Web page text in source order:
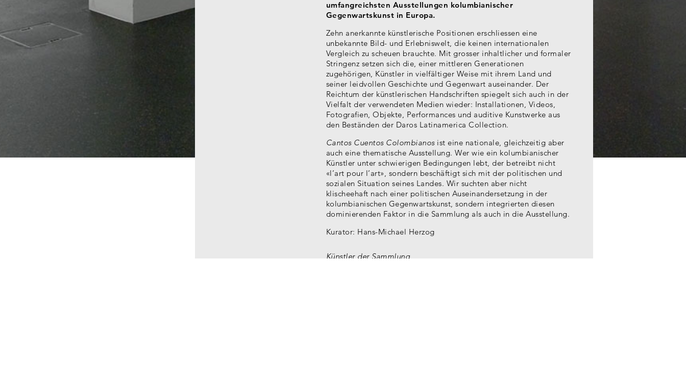
umfangreichsten Ausstellungen kolumbianischer
Gegenwartskunst in Europa.
Zehn anerkannte künstlerische Positionen erschliessen eine
unbekannte Bild- und Erlebniswelt, die keinen internationalen
Vergleich zu scheuen brauchte. Mit grosser inhaltlicher und formaler
Stringenz setzen sich die, einer mittleren Generationen
zugehörigen, Künstler in vielfältiger Weise mit ihrem Land und
seiner leidvollen Geschichte und Gegenwart auseinander. Der
Reichtum der künstlerischen Handschriften spiegelt sich auch in der
Vielfalt der verwendeten Medien wieder: Installationen, Videos,
Fotografien, Objekte, Performances und auditive Kunstwerke aus
den Beständen der Daros Latinamerica Collection.
Cantos Cuentos Colombianos ist eine nationale, gleichzeitig aber
auch eine thematische Ausstellung. Wer wie ein kolumbianischer
Künstler unter schwierigen Bedingungen lebt, der betreibt nicht
«l’art pour l’art», sondern beschäftigt sich mit der politischen und
sozialen Situation seines Landes. Wir suchten aber nicht
klischeehaft nach einer politischen Auseinandersetzung in der
kolumbianischen Gegenwartskunst, sondern integrierten diesen
dominierenden Faktor in die Sammlung als auch in die Ausstellung.
Kurator: Hans-Michael Herzog
Künstler der Sammlung